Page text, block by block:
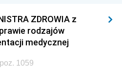
ZDROWIA z
rodzajów
medycznej
1059